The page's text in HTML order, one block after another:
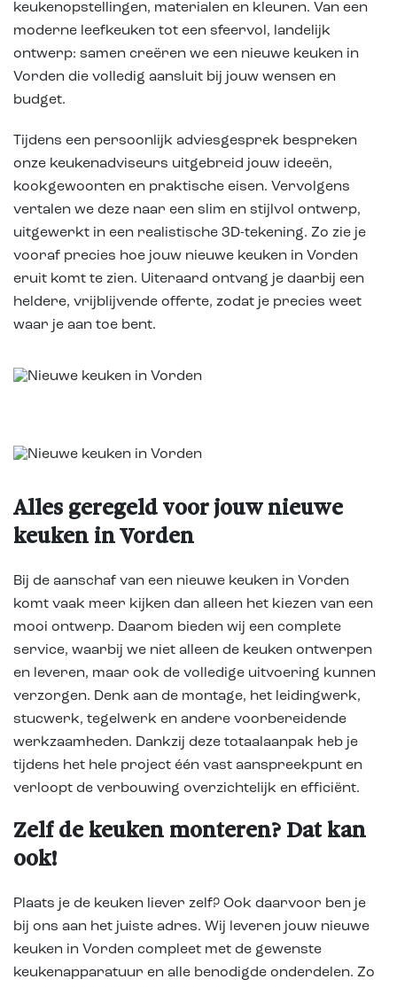
keukenopstellingen, materialen en kleuren. Van een
moderne leefkeuken tot een sfeervol, landelijk
ontwerp: samen creëren we een nieuwe keuken in
Vorden die volledig aansluit bij jouw wensen en
budget.
Tijdens een persoonlijk adviesgesprek bespreken
onze keukenadviseurs uitgebreid jouw ideeën,
kookgewoonten en praktische eisen. Vervolgens
vertalen we deze naar een slim en stijlvol ontwerp,
uitgewerkt in een realistische 3D-tekening. Zo zie je
vooraf precies hoe jouw nieuwe keuken in Vorden
eruit komt te zien. Uiteraard ontvang je daarbij een
heldere, vrijblijvende offerte, zodat je precies weet
waar je aan toe bent.
Alles geregeld voor jouw nieuwe
keuken in Vorden
Bij de aanschaf van een nieuwe keuken in Vorden
komt vaak meer kijken dan alleen het kiezen van een
mooi ontwerp. Daarom bieden wij een complete
service, waarbij we niet alleen de keuken ontwerpen
en leveren, maar ook de volledige uitvoering kunnen
verzorgen. Denk aan de montage, het leidingwerk,
stucwerk, tegelwerk en andere voorbereidende
werkzaamheden. Dankzij deze totaalaanpak heb je
tijdens het hele project één vast aanspreekpunt en
verloopt de verbouwing overzichtelijk en efficiënt.
Zelf de keuken monteren? Dat kan
ook!
Plaats je de keuken liever zelf? Ook daarvoor ben je
bij ons aan het juiste adres. Wij leveren jouw nieuwe
keuken in Vorden compleet met de gewenste
keukenapparatuur en alle benodigde onderdelen. Zo